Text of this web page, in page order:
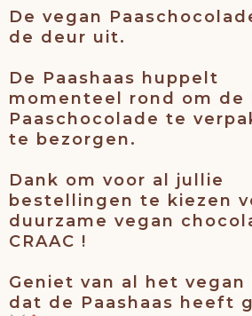
De vegan
de deur uit.
De Paashaas huppelt
momenteel rond om de
Paaschocolade te
te bezorgen.
Dank om voor al jullie
bestellingen te kiezen
duurzame vegan
CRAAC !
Geniet van al het vegan
dat de Paashaas heeft